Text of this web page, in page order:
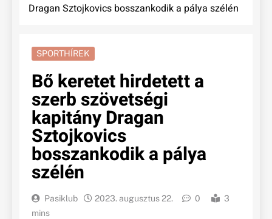
Dragan Sztojkovics bosszankodik a pálya szélén
SPORTHÍREK
Bő keretet hirdetett a
szerb szövetségi
kapitány Dragan
Sztojkovics
bosszankodik a pálya
szélén
Pasiklub 2023. augusztus 22. 0
3
mins